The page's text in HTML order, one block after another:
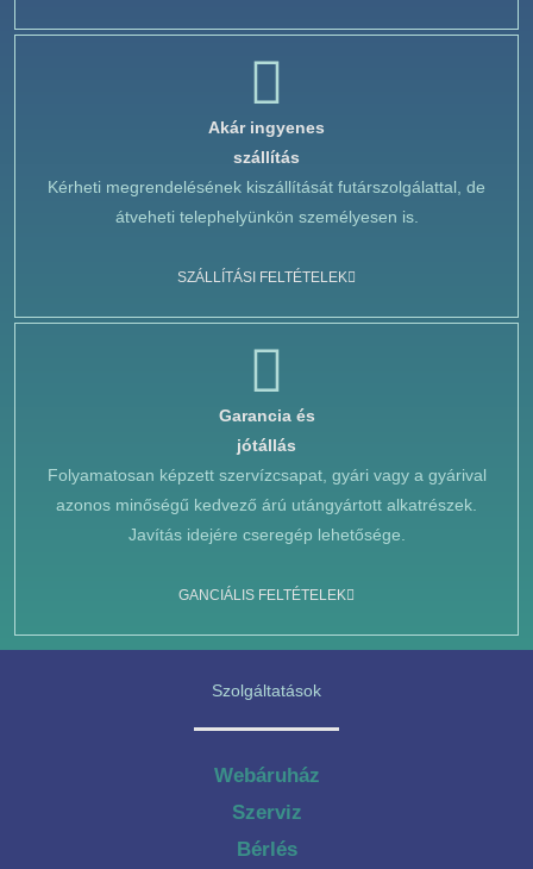
Akár ingyenes
szállítás
Kérheti megrendelésének kiszállítását futárszolgálattal, de
átveheti telephelyünkön személyesen is.
SZÁLLÍTÁSI FELTÉTELEK
Garancia és
jótállás
Folyamatosan képzett szervízcsapat, gyári vagy a gyárival
azonos minőségű kedvező árú utángyártott alkatrészek.
Javítás idejére cseregép lehetősége.
GANCIÁLIS FELTÉTELEK
Szolgáltatások
Webáruház
Szerviz
Bérlés